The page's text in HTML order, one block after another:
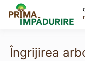
content
Îngrijirea